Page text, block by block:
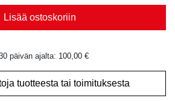
Lisää ostoskoriin
päivän ajalta: 100,00 €
tuotteesta tai toimituksesta